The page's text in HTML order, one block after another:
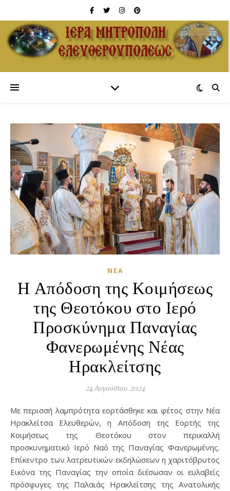
ΝΈΑ
Η Απόδοση της Κοιμήσεως
της Θεοτόκου στο Ιερό
Προσκύνημα Παναγίας
Φανερωμένης Νέας
Ηρακλείτσης
24 Αυγούστου 2024
Mε περισσή λαμπρότητα εορτάσθηκε και φέτος στην Νέα
Ηρακλείτσα Ελευθερών, η Απόδοση της Εορτής της
Κοιμήσεως της Θεοτόκου στον περικαλλή
προσκυνηματικό Ιερό Ναό της Παναγίας Φανερωμένης.
Επίκεντρο των λατρευτικών εκδηλώσεων η χαριτόβρυτος
Εικόνα της Παναγίας την οποία διέσωσαν οι ευλαβείς
πρόσφυγες της Παλαιάς Ηρακλείτσης της Ανατολικής